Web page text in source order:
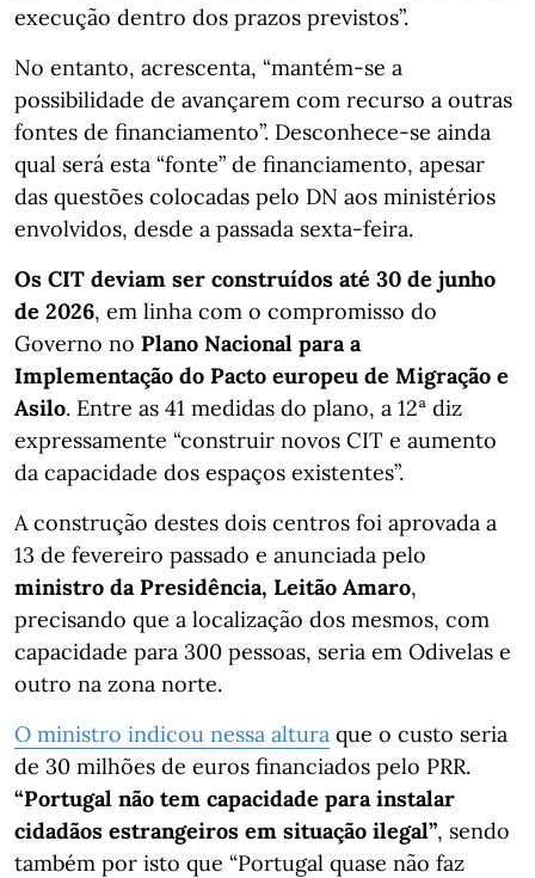
execução dentro dos prazos previstos”.
No entanto, acrescenta, “mantém-se a
possibilidade de avançarem com recurso a outras
fontes de financiamento”. Desconhece-se ainda
qual será esta “fonte” de financiamento, apesar
das questões colocadas pelo DN aos ministérios
envolvidos, desde a passada sexta-feira.
Os CIT deviam ser construídos até 30 de junho
de 2026, em linha com o compromisso do
Governo no Plano Nacional para a
Implementação do Pacto europeu de Migração e
Asilo. Entre as 41 medidas do plano, a 12ª diz
expressamente “construir novos CIT e aumento
da capacidade dos espaços existentes”.
A construção destes dois centros foi aprovada a
13 de fevereiro passado e anunciada pelo
ministro da Presidência, Leitão Amaro,
precisando que a localização dos mesmos, com
capacidade para 300 pessoas, seria em Odivelas e
outro na zona norte.
O ministro indicou nessa altura que o custo seria
de 30 milhões de euros financiados pelo PRR.
“Portugal não tem capacidade para instalar
cidadãos estrangeiros em situação ilegal”, sendo
também por isto que “Portugal quase não faz